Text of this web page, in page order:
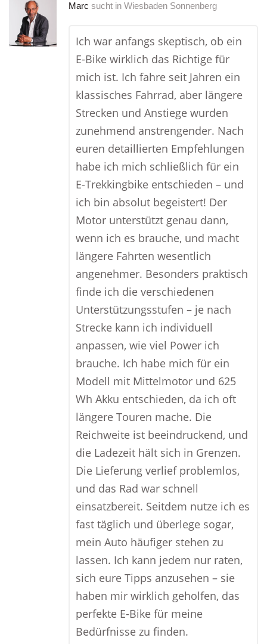
Marc sucht in Wiesbaden Sonnenberg
Ich war anfangs skeptisch, ob ein
E-Bike wirklich das Richtige für
mich ist. Ich fahre seit Jahren ein
klassisches Fahrrad, aber längere
Strecken und Anstiege wurden
zunehmend anstrengender. Nach
euren detaillierten Empfehlungen
habe ich mich schließlich für ein
E-Trekkingbike entschieden – und
ich bin absolut begeistert! Der
Motor unterstützt genau dann,
wenn ich es brauche, und macht
längere Fahrten wesentlich
angenehmer. Besonders praktisch
finde ich die verschiedenen
Unterstützungsstufen – je nach
Strecke kann ich individuell
anpassen, wie viel Power ich
brauche. Ich habe mich für ein
Modell mit Mittelmotor und 625
Wh Akku entschieden, da ich oft
längere Touren mache. Die
Reichweite ist beeindruckend, und
die Ladezeit hält sich in Grenzen.
Die Lieferung verlief problemlos,
und das Rad war schnell
einsatzbereit. Seitdem nutze ich es
fast täglich und überlege sogar,
mein Auto häufiger stehen zu
lassen. Ich kann jedem nur raten,
sich eure Tipps anzusehen – sie
haben mir wirklich geholfen, das
perfekte E-Bike für meine
Bedürfnisse zu finden.